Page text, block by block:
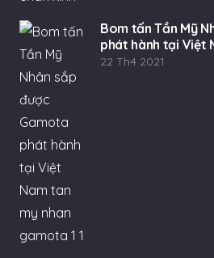
Bom tấn Tần Mỹ
phát hành tại Việt
22 Th4 2021